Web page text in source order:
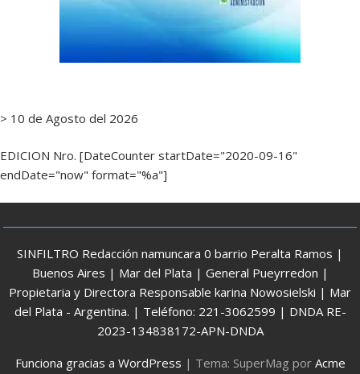
> 10 de Agosto del 2026
EDICION Nro. [DateCounter startDate="2020-09-16"
endDate="now" format="%a"]
SINFILTRO Redacción namuncara 0 barrio Peralta Ramos |
Buenos Aires | Mar del Plata | General Pueyrredon |
Propietaria y Directora Responsable karina Nowosielski | Mar
del Plata - Argentina. | Teléfono: 221-3062599 | DNDA RE-
2023-134838172-APN-DNDA
Funciona gracias a WordPress | Tema: SuperMag por Acme